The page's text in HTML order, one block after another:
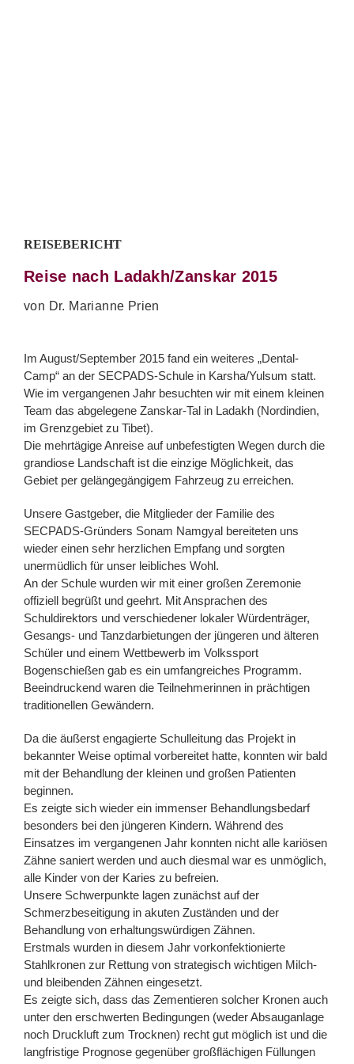
REISEBERICHT
Reise nach Ladakh/Zanskar 2015
von Dr. Marianne Prien
Im August/September 2015 fand ein weiteres „Dental-
Camp“ an der SECPADS-Schule in Karsha/Yulsum statt.
Wie im vergangenen Jahr besuchten wir mit einem kleinen
Team das abgelegene Zanskar-Tal in Ladakh (Nordindien,
im Grenzgebiet zu Tibet).
Die mehrtägige Anreise auf unbefestigten Wegen durch die
grandiose Landschaft ist die einzige Möglichkeit, das
Gebiet per gelängegängigem Fahrzeug zu erreichen.
Unsere Gastgeber, die Mitglieder der Familie des
SECPADS-Gründers Sonam Namgyal bereiteten uns
wieder einen sehr herzlichen Empfang und sorgten
unermüdlich für unser leibliches Wohl.
An der Schule wurden wir mit einer großen Zeremonie
offiziell begrüßt und geehrt. Mit Ansprachen des
Schuldirektors und verschiedener lokaler Würdenträger,
Gesangs- und Tanzdarbietungen der jüngeren und älteren
Schüler und einem Wettbewerb im Volkssport
Bogenschießen gab es ein umfangreiches Programm.
Beeindruckend waren die Teilnehmerinnen in prächtigen
traditionellen Gewändern.
Da die äußerst engagierte Schulleitung das Projekt in
bekannter Weise optimal vorbereitet hatte, konnten wir bald
mit der Behandlung der kleinen und großen Patienten
beginnen.
Es zeigte sich wieder ein immenser Behandlungsbedarf
besonders bei den jüngeren Kindern. Während des
Einsatzes im vergangenen Jahr konnten nicht alle kariösen
Zähne saniert werden und auch diesmal war es unmöglich,
alle Kinder von der Karies zu befreien.
Unsere Schwerpunkte lagen zunächst auf der
Schmerzbeseitigung in akuten Zuständen und der
Behandlung von erhaltungswürdigen Zähnen.
Erstmals wurden in diesem Jahr vorkonfektionierte
Stahlkronen zur Rettung von strategisch wichtigen Milch-
und bleibenden Zähnen eingesetzt.
Es zeigte sich, dass das Zementieren solcher Kronen auch
unter den erschwerten Bedingungen (weder Absauganlage
noch Druckluft zum Trocknen) recht gut möglich ist und die
langfristige Prognose gegenüber großflächigen Füllungen